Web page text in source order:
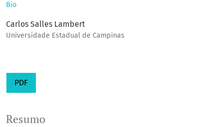
Bio
Carlos Salles Lambert
Universidade Estadual de Campinas
PDF
Resumo